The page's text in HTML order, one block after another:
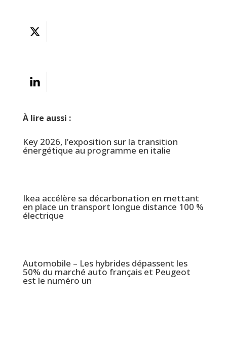
À lire aussi :
Key 2026, l’exposition sur la transition
énergétique au programme en italie
Ikea accélère sa décarbonation en mettant
en place un transport longue distance 100 %
électrique
Automobile – Les hybrides dépassent les
50% du marché auto français et Peugeot
est le numéro un